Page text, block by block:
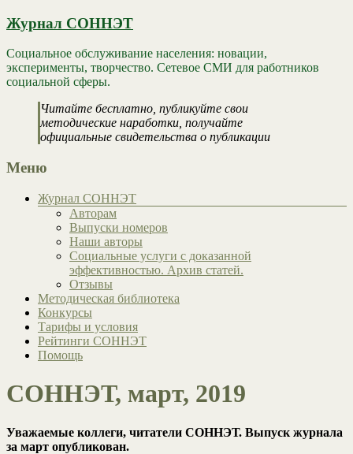
Журнал СОННЭТ
Социальное обслуживание населения: новации,
эксперименты, творчество. Сетевое СМИ для работников
социальной сферы.
Читайте бесплатно, публикуйте свои
методические наработки, получайте
официальные свидетельства о публикации
Меню
Журнал СОННЭТ
Авторам
Выпуски номеров
Наши авторы
Социальные услуги с доказанной
эффективностью. Архив статей.
Отзывы
Методическая библиотека
Конкурсы
Тарифы и условия
Рейтинги СОННЭТ
Помощь
СОННЭТ, март, 2019
Уважаемые коллеги, читатели СОННЭТ. Выпуск журнала
за март опубликован.